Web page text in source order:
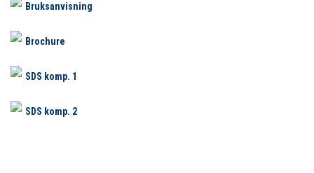
Bruksanvisning
Brochure
SDS komp. 1
SDS komp. 2